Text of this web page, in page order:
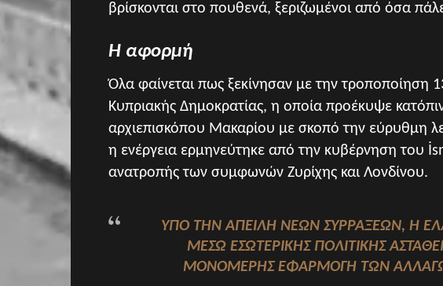
βρίσκονται στο πουθενά, ξεριζωμένοι από όσα
Η αφορμή
Όλα φαίνεται πως ξεκίνησαν με την τροποποίηση
Κυπριακής Δημοκρατίας, η οποία προέκυψε
αρχιεπισκόπου Μακαρίου με σκοπό την εύρυθμη
η ενέργεια ερμηνεύτηκε από την κυβέρνηση του
ανατροπής των συμφωνών Ζυρίχης και Λονδίνου.
ΥΠΌ ΤΗΝ ΑΠΕΙΛΉ ΝΈΩΝ ΣΥΡΡΆΞΕΩΝ, Η
ΜΈΣΩ ΕΣΩΤΕΡΙΚΉΣ ΠΟΛΙΤΙΚΉΣ
ΜΟΝΟΜΕΡΉΣ ΕΦΑΡΜΟΓΉ ΤΩΝ